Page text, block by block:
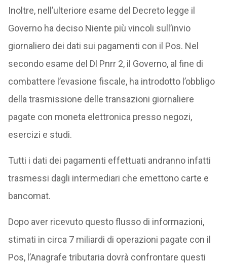
Inoltre, nell’ulteriore esame del Decreto legge il
Governo ha deciso Niente più vincoli sull’invio
giornaliero dei dati sui pagamenti con il Pos. Nel
secondo esame del Dl Pnrr 2, il Governo, al fine di
combattere l’evasione fiscale, ha introdotto l’obbligo
della trasmissione delle transazioni giornaliere
pagate con moneta elettronica presso negozi,
esercizi e studi.
Tutti i dati dei pagamenti effettuati andranno infatti
trasmessi dagli intermediari che emettono carte e
bancomat.
Dopo aver ricevuto questo flusso di informazioni,
stimati in circa 7 miliardi di operazioni pagate con il
Pos, l’Anagrafe tributaria dovrà confrontare questi